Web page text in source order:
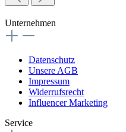
Unternehmen
Datenschutz
Unsere AGB
Impressum
Widerrufsrecht
Influencer Marketing
Service